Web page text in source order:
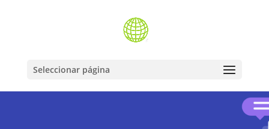
Seleccionar página